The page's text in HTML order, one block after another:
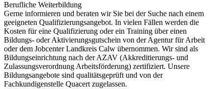
Berufliche Weiterbildung
Gerne informieren und beraten wir Sie bei der Suche nach einem
geeigneten Qualifizierungsangebot. In vielen Fällen werden die
Kosten für eine Qualifizierung oder ein Training über einen
Bildungs- oder Aktivierungsgutschein von der Agentur für Arbeit
oder dem Jobcenter Landkreis Calw übernommen. Wir sind als
Bildungseinrichtung nach der AZAV (Akkreditierungs- und
Zulassungsverordnung Arbeitsförderung) zertifiziert. Unsere
Bildungsangebote sind qualitätsgeprüft und von der
Fachkundigenstelle Quacert zugelassen.